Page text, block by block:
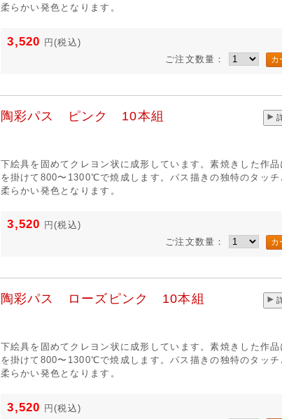
柔らかい発色となります。
3,520 円(税込)
ご注文数量：
陶彩パス ピンク 10本組
下絵具を固めてクレヨン状に成形しています。素焼きした作
を掛けて800〜1300℃で焼成します。パス描きの独特のタッチ
柔らかい発色となります。
3,520 円(税込)
ご注文数量：
陶彩パス ローズピンク 10本組
下絵具を固めてクレヨン状に成形しています。素焼きした作
を掛けて800〜1300℃で焼成します。パス描きの独特のタッチ
柔らかい発色となります。
3,520 円(税込)